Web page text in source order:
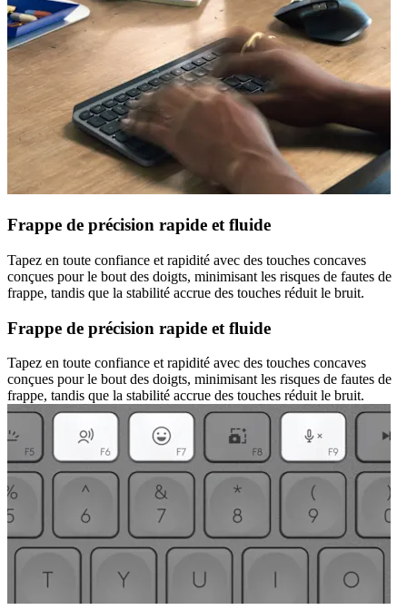
Frappe de précision rapide et fluide
Tapez en toute confiance et rapidité avec des touches concaves
conçues pour le bout des doigts, minimisant les risques de fautes de
frappe, tandis que la stabilité accrue des touches réduit le bruit.
Frappe de précision rapide et fluide
Tapez en toute confiance et rapidité avec des touches concaves
conçues pour le bout des doigts, minimisant les risques de fautes de
frappe, tandis que la stabilité accrue des touches réduit le bruit.